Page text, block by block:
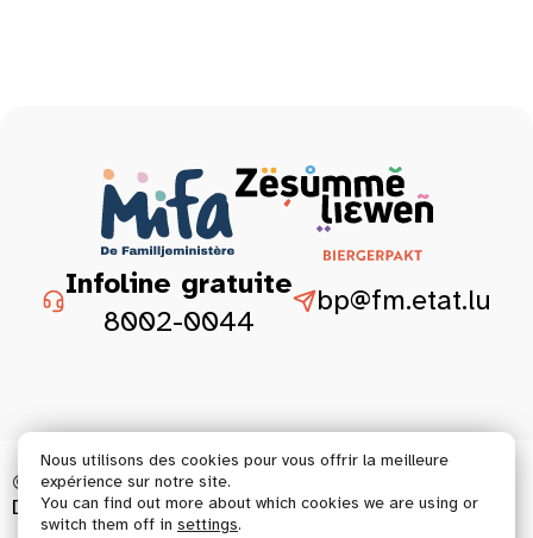
Infoline gratuite
8002-0044
bp@fm.etat.lu
© 2026 Tous droits réservés.
Déclaration d’accessibilitéMentions légales
Nous utilisons des cookies pour vous offrir la meilleure
expérience sur notre site.
You can find out more about which cookies we are using or
switch them off in settings.